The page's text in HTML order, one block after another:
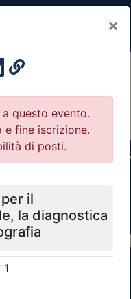
×
per Ordini e
dei filtri ricerca